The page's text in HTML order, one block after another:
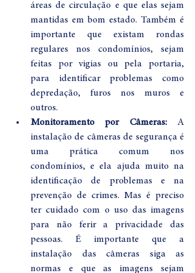
áreas de circulação e que elas sejam
mantidas em bom estado. Também é
importante que existam rondas
regulares nos condomínios, sejam
feitas por vigias ou pela portaria,
para identificar problemas como
depredação, furos nos muros e
outros.
Monitoramento por Câmeras: A
instalação de câmeras de segurança é
uma prática comum nos
condomínios, e ela ajuda muito na
identificação de problemas e na
prevenção de crimes. Mas é preciso
ter cuidado com o uso das imagens
para não ferir a privacidade das
pessoas. É importante que a
instalação das câmeras siga as
normas e que as imagens sejam